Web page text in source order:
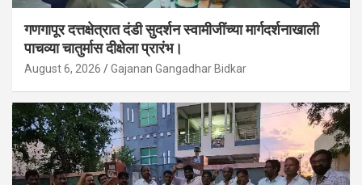
गणगापूर दत्तक्षेत्रात दंडी सुदर्शन स्वामीजींच्या मार्गदर्शनाखाली
पाचव्या चातुर्मास दीक्षेला प्रारंभ।
August 6, 2026 Gajanan Gangadhar Bidkar